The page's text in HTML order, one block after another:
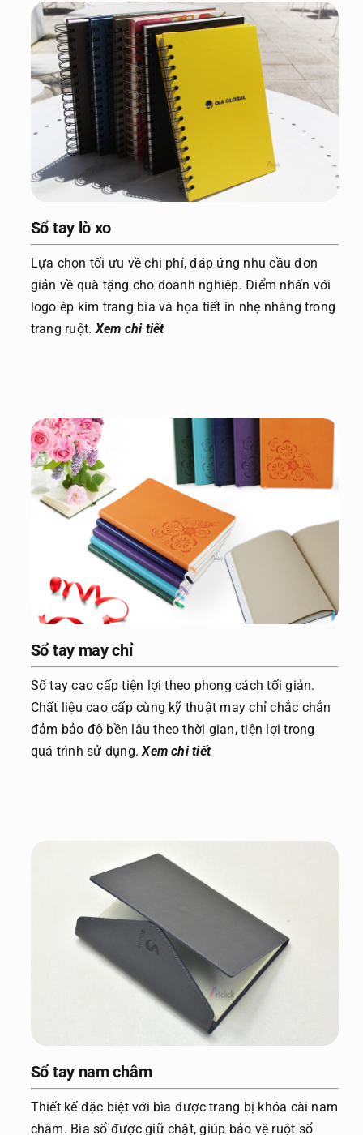
Sổ tay lò xo
Lựa chọn tối ưu về chi phí, đáp ứng nhu cầu đơn
giản về quà tặng cho doanh nghiệp. Điểm nhấn với
logo ép kim trang bìa và họa tiết in nhẹ nhàng trong
trang ruột. Xem chi tiết
Sổ tay may chỉ
Sổ tay cao cấp tiện lợi theo phong cách tối giản.
Chất liệu cao cấp cùng kỹ thuật may chỉ chắc chắn
đảm bảo độ bền lâu theo thời gian, tiện lợi trong
quá trình sử dụng.Xem chi tiết
Sổ tay nam châm
Thiết kế đặc biệt với bìa được trang bị khóa cài nam
châm. Bìa sổ được giữ chặt, giúp bảo vệ ruột sổ